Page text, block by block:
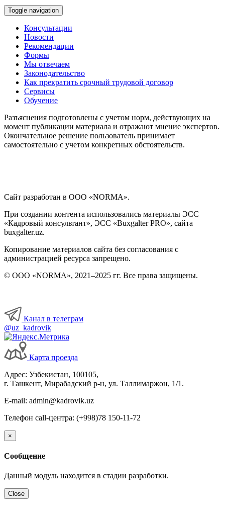
Toggle navigation
Консультации
Новости
Рекомендации
Формы
Мы отвечаем
Законодательство
Как прекратить срочный трудовой договор
Сервисы
Обучение
Разъяснения подготовлены с учетом норм, действующих на
момент публикации материала и отражают мнение экспертов.
Окончательное решение пользователь принимает
самостоятельно с учетом конкретных обстоятельств.
Сайт разработан в ООО «NORMA».
При создании контента использовались материалы ЭСС
«Кадровый консультант», ЭСС «Buxgalter PRO», сайта
buxgalter.uz.
Копирование материалов сайта без согласования с
администрацией ресурса запрещено.
© ООО «NORMA», 2021–2025 гг. Все права защищены.
Канал в телеграм
@uz_kadrovik
Карта проезда
Адрес: Узбекистан, 100105,
г. Ташкент, Мирабадский р-н, ул. Таллимаржон, 1/1.
E-mail: admin@kadrovik.uz
Телефон call-центра: (+998)78 150-11-72
×
Сообщение
Данный модуль находится в стадии разработки.
Close